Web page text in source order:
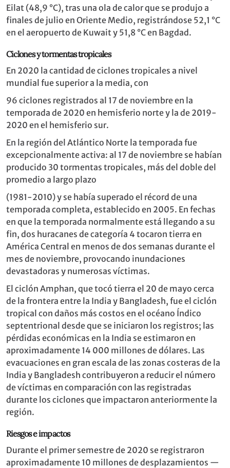
Eilat (48,9 °C), tras una ola de calor que se produjo a
finales de julio en Oriente Medio, registrándose 52,1 °C
en el aeropuerto de Kuwait y 51,8 °C en Bagdad.
Ciclones y tormentas tropicales
En 2020 la cantidad de ciclones tropicales a nivel
mundial fue superior a la media, con
96 ciclones registrados al 17 de noviembre en la
temporada de 2020 en hemisferio norte y la de 2019-
2020 en el hemisferio sur.
En la región del Atlántico Norte la temporada fue
excepcionalmente activa: al 17 de noviembre se habían
producido 30 tormentas tropicales, más del doble del
promedio a largo plazo
(1981-2010) y se había superado el récord de una
temporada completa, establecido en 2005. En fechas
en que la temporada normalmente está llegando a su
fin, dos huracanes de categoría 4 tocaron tierra en
América Central en menos de dos semanas durante el
mes de noviembre, provocando inundaciones
devastadoras y numerosas víctimas.
El ciclón Amphan, que tocó tierra el 20 de mayo cerca
de la frontera entre la India y Bangladesh, fue el ciclón
tropical con daños más costos en el océano Índico
septentrional desde que se iniciaron los registros; las
pérdidas económicas en la India se estimaron en
aproximadamente 14 000 millones de dólares. Las
evacuaciones en gran escala de las zonas costeras de la
India y Bangladesh contribuyeron a reducir el número
de víctimas en comparación con las registradas
durante los ciclones que impactaron anteriormente la
región.
Riesgos e impactos
Durante el primer semestre de 2020 se registraron
aproximadamente 10 millones de desplazamientos —